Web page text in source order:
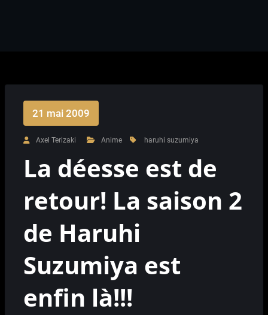
21 mai 2009
Axel Terizaki Anime haruhi suzumiya
La déesse est de
retour! La saison 2
de Haruhi
Suzumiya est
enfin là!!!